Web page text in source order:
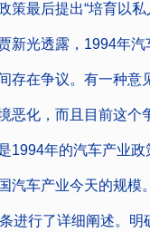
最后提出“培育以私
新光透露，1994年
存在争议。有一种意
恶化，而且目前这个
年的汽车产业政
汽车产业今天的规模
进行了详细阐述。